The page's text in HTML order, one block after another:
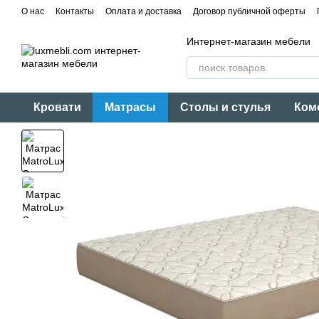
Перейти к основному контенту
О нас Контакты Оплата и доставка Договор публичной оферты
Интернет-магазин мебели
Кровати Матрасы Столы и стулья